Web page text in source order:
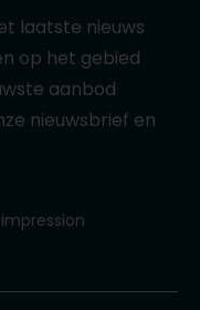
laatste nieuws
op het gebied
aanbod
nieuwsbrief en
impression